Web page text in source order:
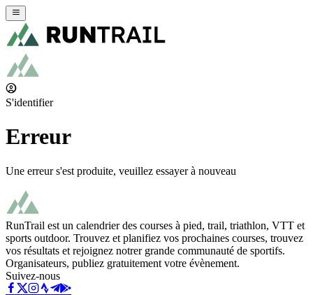
S'identifier
Erreur
Une erreur s'est produite, veuillez essayer à nouveau
RunTrail est un calendrier des courses à pied, trail, triathlon, VTT et
sports outdoor. Trouvez et planifiez vos prochaines courses, trouvez
vos résultats et rejoignez notrer grande communauté de sportifs.
Organisateurs, publiez gratuitement votre évènement.
Suivez-nous